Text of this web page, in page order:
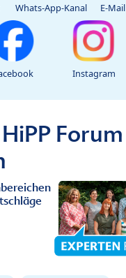
Whats-App-Kanal E-
Instagram
Forum